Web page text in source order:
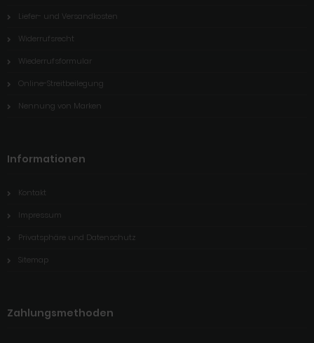
Liefer- und Versandkosten
Widerrufsrecht
Wiederrufsformular
Online-Streitbeilegung
Nennung von Marken
Informationen
Kontakt
Impressum
Privatsphäre und Datenschutz
Sitemap
Zahlungsmethoden